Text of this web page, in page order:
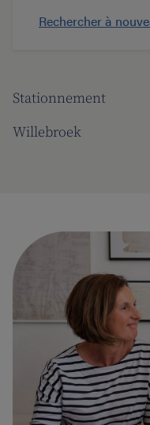
Stationnement
Willebroek
Rechercher à